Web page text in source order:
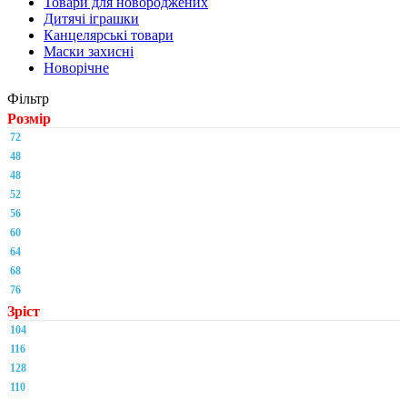
Дитячі іграшки
Канцелярські товари
Маски захисні
Новорічне
Фільтр
Розмір
72
48
48
52
56
60
64
68
76
Зріст
104
116
128
110